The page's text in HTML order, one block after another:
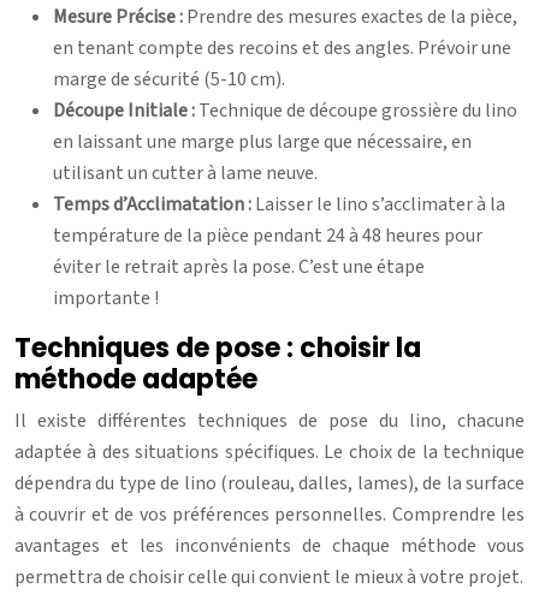
Mesure Précise :Prendre des mesures exactes de la pièce,
en tenant compte des recoins et des angles. Prévoir une
marge de sécurité (5-10 cm).
Découpe Initiale :Technique de découpe grossière du lino
en laissant une marge plus large que nécessaire, en
utilisant un cutter à lame neuve.
Temps d’Acclimatation :Laisser le lino s’acclimater à la
température de la pièce pendant 24 à 48 heures pour
éviter le retrait après la pose. C’est une étape
importante !
Techniques de pose : choisir la
méthode adaptée
Il existe différentes techniques de pose du lino, chacune
adaptée à des situations spécifiques. Le choix de la technique
dépendra du type de lino (rouleau, dalles, lames), de la surface
à couvrir et de vos préférences personnelles. Comprendre les
avantages et les inconvénients de chaque méthode vous
permettra de choisir celle qui convient le mieux à votre projet.